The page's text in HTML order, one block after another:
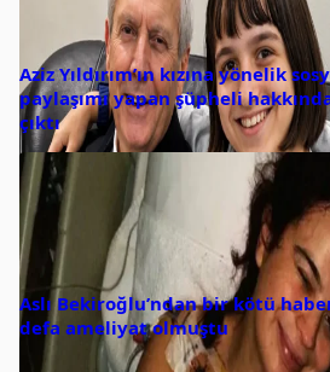
Aziz Yıldırım’ın kızına yönelik
paylaşımı yapan şüpheli
çıktı
Aslı Bekiroğlu’ndan bir kötü
defa ameliyat olmuştu